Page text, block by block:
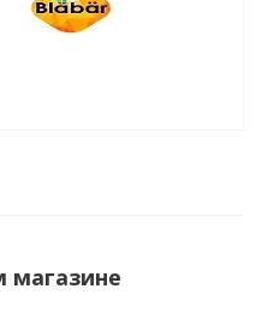
магазине